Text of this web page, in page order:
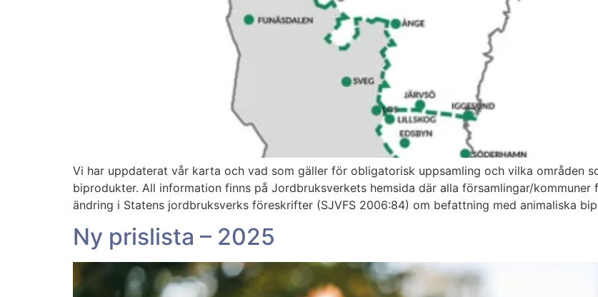
Vi har uppdaterat vår karta och vad som gäller för obligatorisk uppsamling och vilka områden
biprodukter. All information finns på Jordbruksverkets hemsida där alla församlingar/kommuner
ändring i Statens jordbruksverks föreskrifter (SJVFS 2006:84) om befattning med animaliska
Ny prislista – 2025